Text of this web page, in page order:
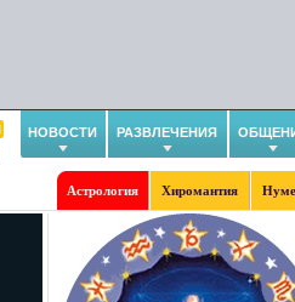
НОВОСТИ РАЗВЛЕЧЕНИЯ
Астрология Хиромантия